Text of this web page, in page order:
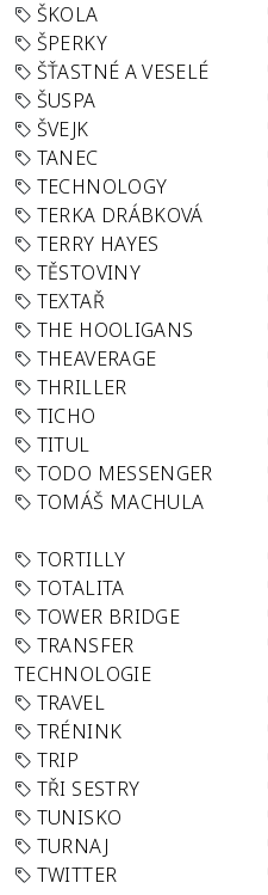
ŠKOLA
ŠPERKY
ŠŤASTNÉ A VESELÉ
ŠUSPA
ŠVEJK
TANEC
TECHNOLOGY
TERKA DRÁBKOVÁ
TERRY HAYES
TĚSTOVINY
TEXTAŘ
THE HOOLIGANS
THEAVERAGE
THRILLER
TICHO
TITUL
TODO MESSENGER
TOMÁŠ MACHULA
TORTILLY
TOTALITA
TOWER BRIDGE
TRANSFER
TECHNOLOGIE
TRAVEL
TRÉNINK
TRIP
TŘI SESTRY
TUNISKO
TURNAJ
TWITTER